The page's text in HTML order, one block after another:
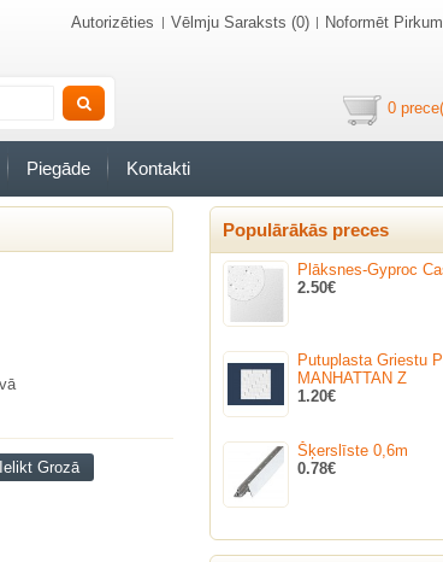
Autorizēties Vēlmju Saraksts (0) Noformēt
0
Piegāde Kontakti
Ielikt Grozā
Populārākās preces
Plāksnes-Gyproc
2.50€
Putuplasta Griestu
MANHATTAN Z
1.20€
Šķerslīste 0,6m
0.78€